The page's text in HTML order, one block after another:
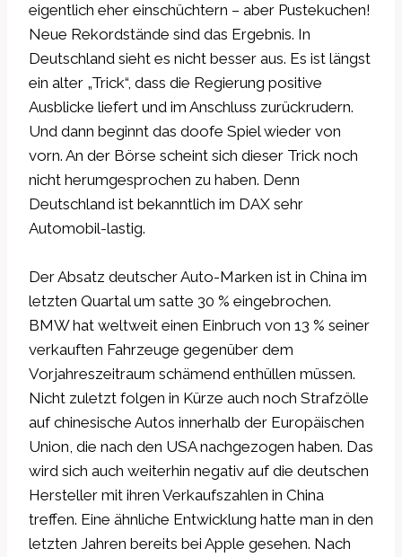
eigentlich eher einschüchtern – aber Pustekuchen!
Neue Rekordstände sind das Ergebnis. In
Deutschland sieht es nicht besser aus. Es ist längst
ein alter „Trick“, dass die Regierung positive
Ausblicke liefert und im Anschluss zurückrudern.
Und dann beginnt das doofe Spiel wieder von
vorn. An der Börse scheint sich dieser Trick noch
nicht herumgesprochen zu haben. Denn
Deutschland ist bekanntlich im DAX sehr
Automobil-lastig.
Der Absatz deutscher Auto-Marken ist in China im
letzten Quartal um satte 30 % eingebrochen.
BMW hat weltweit einen Einbruch von 13 % seiner
verkauften Fahrzeuge gegenüber dem
Vorjahreszeitraum schämend enthüllen müssen.
Nicht zuletzt folgen in Kürze auch noch Strafzölle
auf chinesische Autos innerhalb der Europäischen
Union, die nach den USA nachgezogen haben. Das
wird sich auch weiterhin negativ auf die deutschen
Hersteller mit ihren Verkaufszahlen in China
treffen. Eine ähnliche Entwicklung hatte man in den
letzten Jahren bereits bei Apple gesehen. Nach